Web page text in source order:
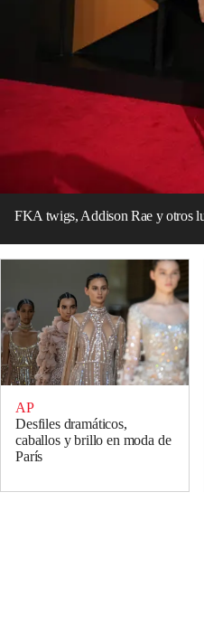
FKA twigs, Addison Rae y otros
AP
Desfiles dramáticos,
caballos y brillo en moda de
París